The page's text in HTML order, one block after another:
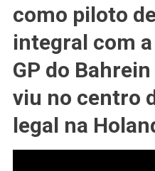
como piloto
integral com
GP do
viu no centro
legal na